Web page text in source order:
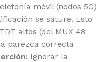
móvil (nodos 5G)
se sature. Esto
altos (del MUX 48
parezca correcta
Ignorar la